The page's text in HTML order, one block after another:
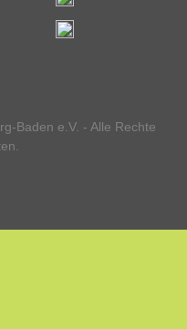
Baden e.V. - Alle Rechte